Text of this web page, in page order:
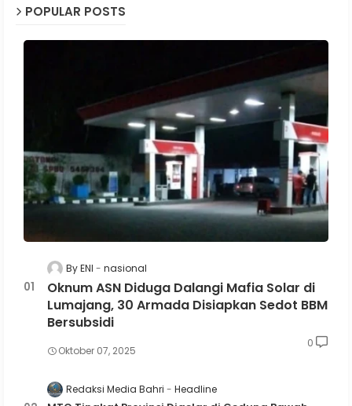
POPULAR POSTS
By ENI nasional
Oknum ASN Diduga Dalangi Mafia Solar di
Lumajang, 30 Armada Disiapkan Sedot BBM
Bersubsidi
Oktober 07, 2025
0
Redaksi Media Bahri Headline